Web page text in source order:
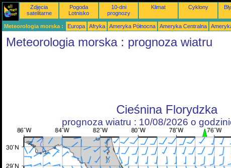
Zdjęcia
satelitarne
Pogoda
Lotnisko
10-dni
prognozy
Klimat Cyklony
Meteorologia morska : Europa Afryka Ameryka Północna Ameryka Centralna
Meteorologia morska : prognoza wiatru
Cieśnina Florydzka
prognoza wiatru : 10/08/2026 o